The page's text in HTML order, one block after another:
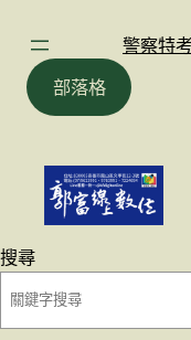
警察特
部落格
搜尋